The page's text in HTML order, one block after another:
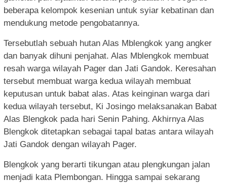
beberapa kelompok kesenian untuk syiar kebatinan dan
mendukung metode pengobatannya.
Tersebutlah sebuah hutan Alas Mblengkok yang angker
dan banyak dihuni penjahat. Alas Mblengkok membuat
resah warga wilayah Pager dan Jati Gandok. Keresahan
tersebut membuat warga kedua wilayah membuat
keputusan untuk babat alas. Atas keinginan warga dari
kedua wilayah tersebut, Ki Josingo melaksanakan Babat
Alas Blengkok pada hari Senin Pahing. Akhirnya Alas
Blengkok ditetapkan sebagai tapal batas antara wilayah
Jati Gandok dengan wilayah Pager.
Blengkok yang berarti tikungan atau plengkungan jalan
menjadi kata Plembongan. Hingga sampai sekarang